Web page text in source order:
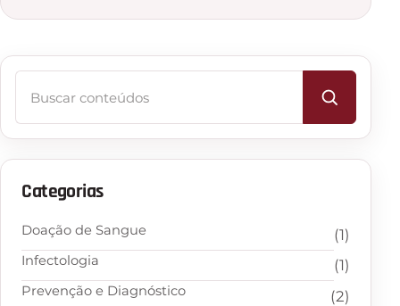
Categorias
Doação de Sangue (1)
Infectologia (1)
Prevenção e Diagnóstico (2)